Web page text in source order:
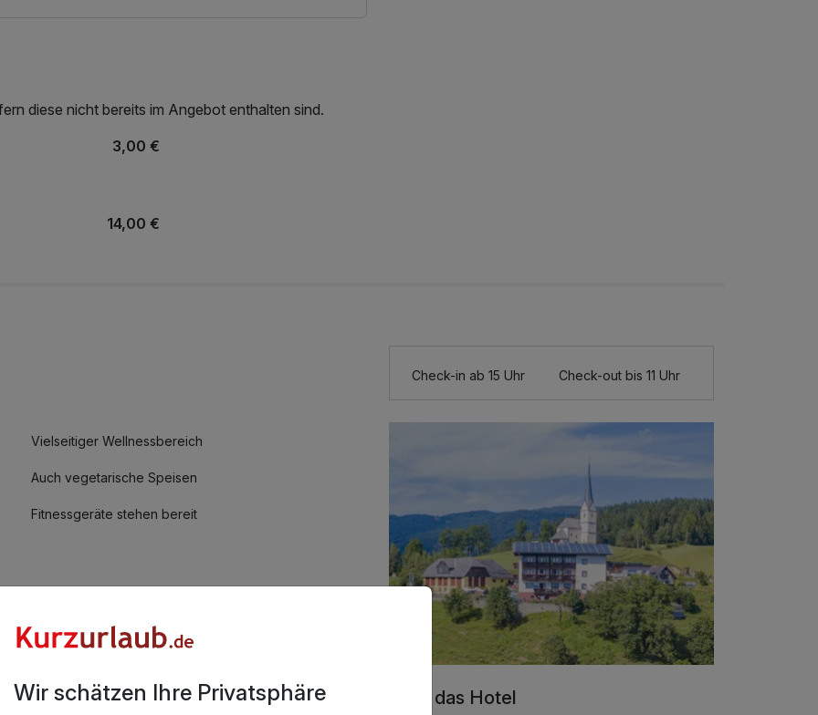
diese nicht bereits im Angebot enthalten sind.
3,00 €
14,00 €
Vielseitiger Wellnessbereich
Auch vegetarische Speisen
Fitnessgeräte stehen bereit
im Freien bei Tanzmusik, Glühwein und
Check-in ab 15 Uhr Check-out bis 11 Uhr
Über das Hotel
Wir schätzen Ihre Privatsphäre